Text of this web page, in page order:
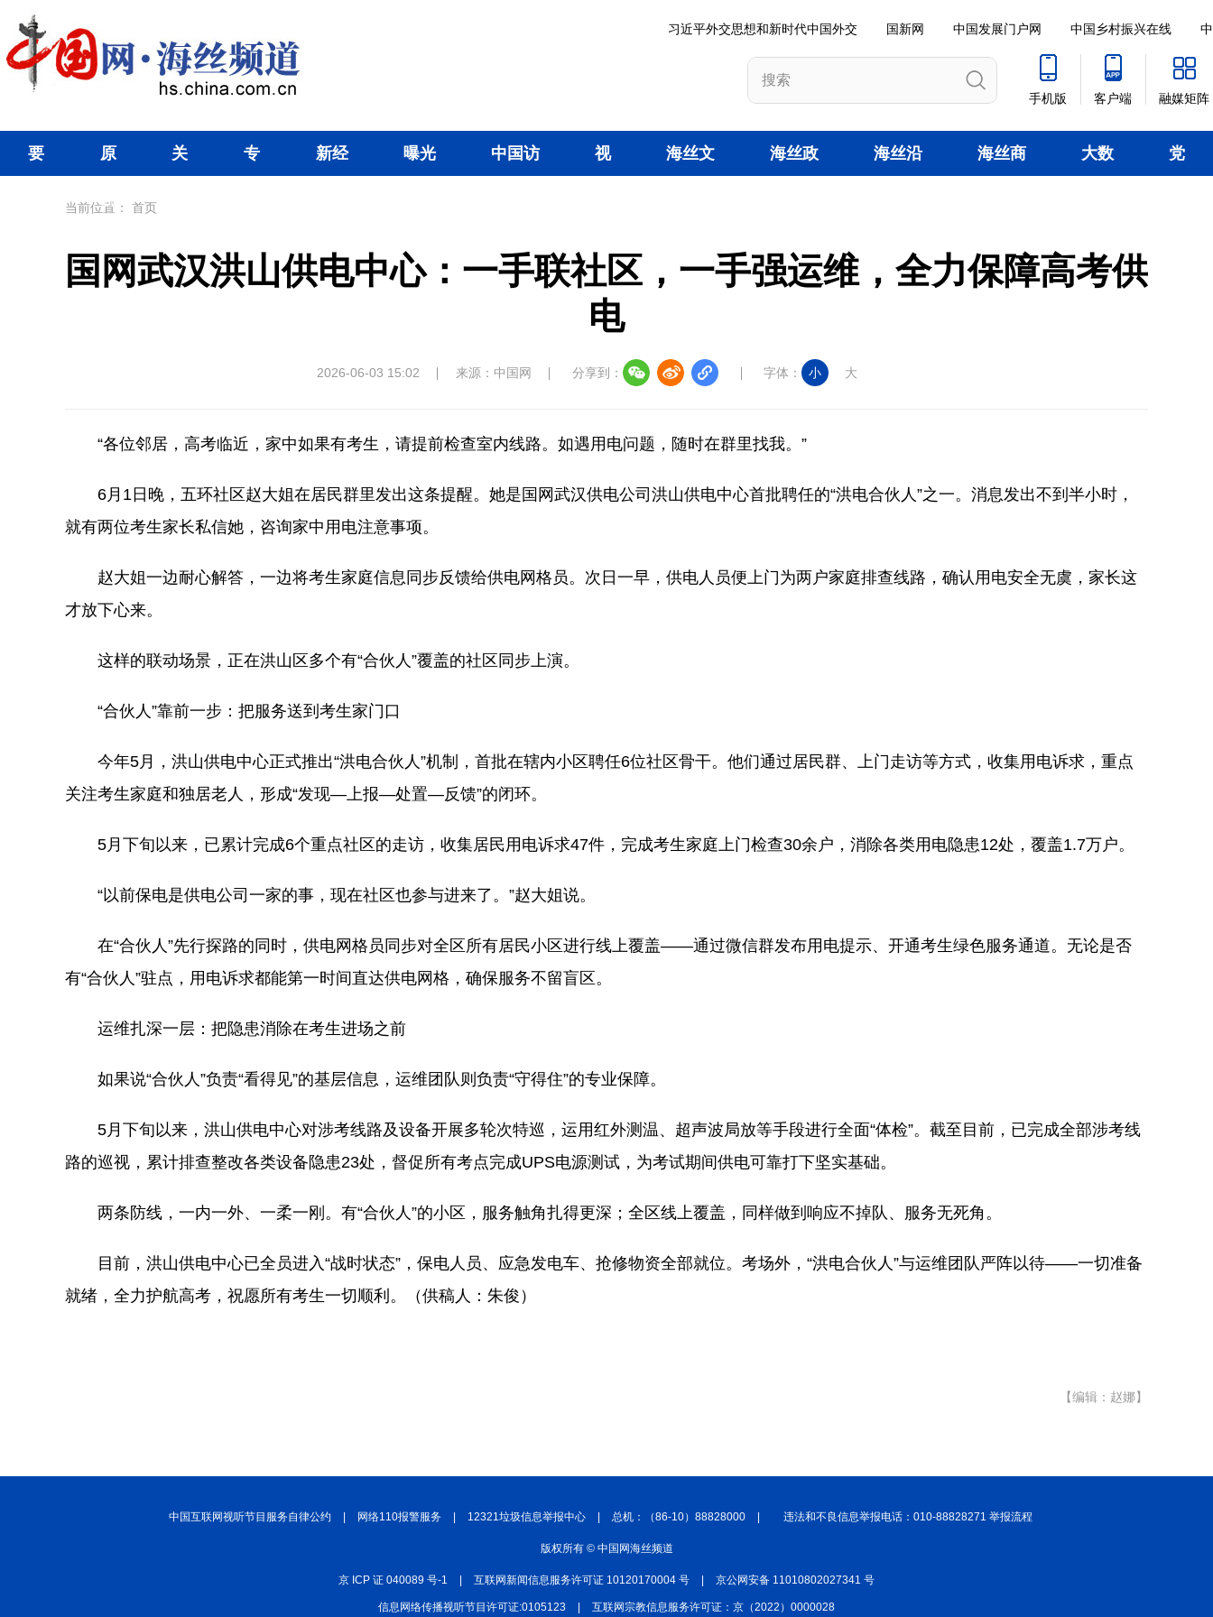
习近平外交思想和新时代中国外交 国新网 中国发展门户网 中国乡村振兴在线
手机版 客户端 融媒矩阵
要 原
创
关 专 新经 曝光 中国访 视 海丝文 海丝政 海丝沿 海丝商 大数 党
当前位置： 首页
国网武汉洪山供电中心：一手联社区，一手强运维，全力保障高考供
电
2026-06-03 15:02 来源：中国网 分享到： 字体： 小 大
“各位邻居，高考临近，家中如果有考生，请提前检查室内线路。如遇用电问题，随时在群里找我。”
6月1日晚，五环社区赵大姐在居民群里发出这条提醒。她是国网武汉供电公司洪山供电中心首批聘任的“洪电合伙人”之一。消息发出不到半小时，
就有两位考生家长私信她，咨询家中用电注意事项。
赵大姐一边耐心解答，一边将考生家庭信息同步反馈给供电网格员。次日一早，供电人员便上门为两户家庭排查线路，确认用电安全无虞，家长这
才放下心来。
这样的联动场景，正在洪山区多个有“合伙人”覆盖的社区同步上演。
“合伙人”靠前一步：把服务送到考生家门口
今年5月，洪山供电中心正式推出“洪电合伙人”机制，首批在辖内小区聘任6位社区骨干。他们通过居民群、上门走访等方式，收集用电诉求，重点
关注考生家庭和独居老人，形成“发现—上报—处置—反馈”的闭环。
5月下旬以来，已累计完成6个重点社区的走访，收集居民用电诉求47件，完成考生家庭上门检查30余户，消除各类用电隐患12处，覆盖1.7万户。
“以前保电是供电公司一家的事，现在社区也参与进来了。”赵大姐说。
在“合伙人”先行探路的同时，供电网格员同步对全区所有居民小区进行线上覆盖——通过微信群发布用电提示、开通考生绿色服务通道。无论是否
有“合伙人”驻点，用电诉求都能第一时间直达供电网格，确保服务不留盲区。
运维扎深一层：把隐患消除在考生进场之前
如果说“合伙人”负责“看得见”的基层信息，运维团队则负责“守得住”的专业保障。
5月下旬以来，洪山供电中心对涉考线路及设备开展多轮次特巡，运用红外测温、超声波局放等手段进行全面“体检”。截至目前，已完成全部涉考线
路的巡视，累计排查整改各类设备隐患23处，督促所有考点完成UPS电源测试，为考试期间供电可靠打下坚实基础。
两条防线，一内一外、一柔一刚。有“合伙人”的小区，服务触角扎得更深；全区线上覆盖，同样做到响应不掉队、服务无死角。
目前，洪山供电中心已全员进入“战时状态”，保电人员、应急发电车、抢修物资全部就位。考场外，“洪电合伙人”与运维团队严阵以待——一切准备
就绪，全力护航高考，祝愿所有考生一切顺利。（供稿人：朱俊）
【编辑：赵娜】
中国互联网视听节目服务自律公约 网络110报警服务 12321垃圾信息举报中心 总机：（86-10）88828000 违法和不良信息举报电话：010-88828271 举报流程
版权所有 © 中国网海丝频道
京 ICP 证 040089 号-1 互联网新闻信息服务许可证 10120170004 号 京公网安备 11010802027341 号
信息网络传播视听节目许可证:0105123 互联网宗教信息服务许可证：京（2022）0000028